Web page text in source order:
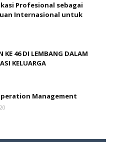
Profesional sebagai
Internasional untuk
KE 46 DI LEMBANG DALAM
KELUARGA
Management